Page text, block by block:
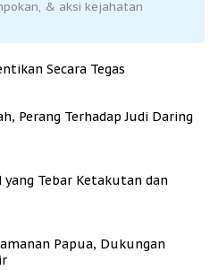
& aksi kejahatan
Secara Tegas
Perang Terhadap Judi Daring
yang Tebar Ketakutan dan
Papua, Dukungan